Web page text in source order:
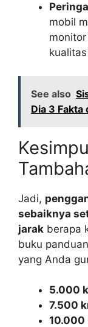
mobil
See also
Dia 3 Fakta
Jadi,
sebaiknya
jarak berapa
buku
yang Anda
5.000
7.500
10.000